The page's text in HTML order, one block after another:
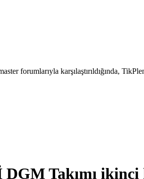
forumlarıyla karşılaştırıldığında,
Takımı